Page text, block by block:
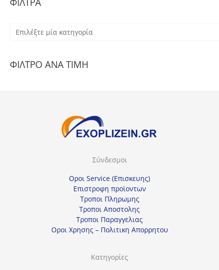
λ
ΦΙΛΤΡΟ ΑΝΑ ΤΙΜΗ
Σύνδεσμοι
Οροι Service (Επισκευης)
Επιστροφη προϊοντων
Τροποι Πληρωμης
Τροποι Αποστολης
Τροποι Παραγγελιας
Οροι Χρησης – Πολιτικη Απορρητου
Κατηγορίες